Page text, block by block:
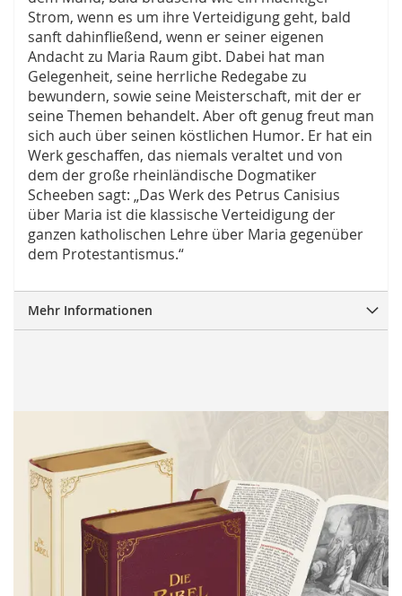
Strom, wenn es um ihre Verteidigung geht, bald
sanft dahinfließend, wenn er seiner eigenen
Andacht zu Maria Raum gibt. Dabei hat man
Gelegenheit, seine herrliche Redegabe zu
bewundern, sowie seine Meisterschaft, mit der er
seine Themen behandelt. Aber oft genug freut man
sich auch über seinen köstlichen Humor. Er hat ein
Werk geschaffen, das niemals veraltet und von
dem der große rheinländische Dogmatiker
Scheeben sagt: „Das Werk des Petrus Canisius
über Maria ist die klassische Verteidigung der
ganzen katholischen Lehre über Maria gegenüber
dem Protestantismus.“
Mehr Informationen